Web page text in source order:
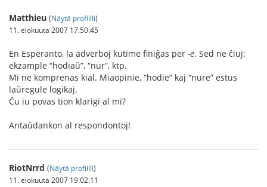
Matthieu (Näytä profiilli)
11. elokuuta 2007 17.50.45
En Esperanto, la adverboj kutime finiĝas per -e. Sed ne ĉiuj:
ekzample “hodiaŭ”, “nur”, ktp.
Mi ne komprenas kial. Miaopinie, “hodie” kaj “nure” estus
laŭregule logikaj.
Ĉu iu povas tion klarigi al mi?
Antaŭdankon al respondontoj!
RiotNrrd (Näytä profiilli)
11. elokuuta 2007 19.02.11